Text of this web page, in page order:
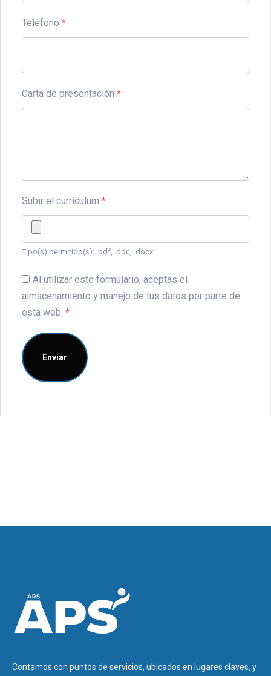
Teléfono *
Carta de presentación *
Subir el currículum *
Tipo(s) permitido(s): .pdf, .doc, .docx
Al utilizar este formulario, aceptas el
almacenamiento y manejo de tus datos por parte de
esta web. *
Contamos con puntos de servicios, ubicados en lugares claves, y